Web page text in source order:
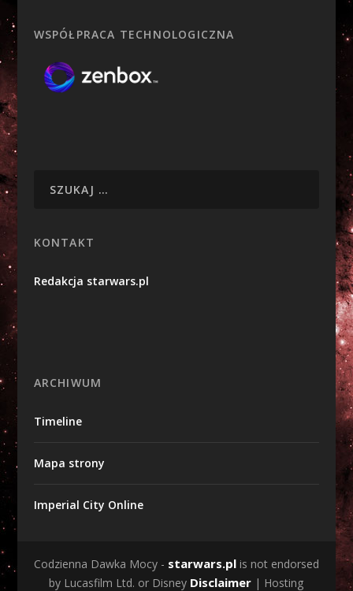
WSPÓŁPRACA TECHNOLOGICZNA
KONTAKT
Redakcja starwars.pl
ARCHIWUM
Timeline
Mapa strony
Imperial City Online
Codzienna Dawka Mocy - starwars.plis not endorsed
by Lucasfilm Ltd. or Disney Disclaimer | Hosting